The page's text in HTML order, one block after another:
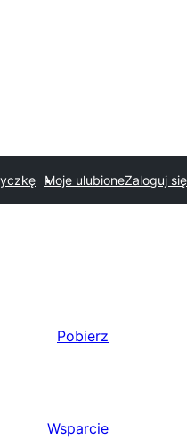
Moje ulubioneZaloguj się
Pobierz
Wsparcie